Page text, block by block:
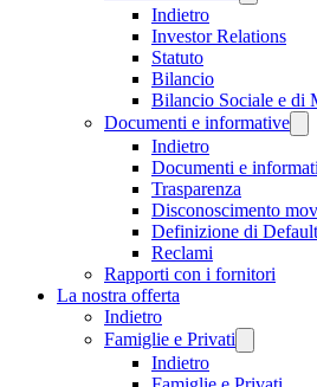
Indietro
Investor Relations
Statuto
Bilancio
Bilancio Sociale e di
Documenti e informative
Indietro
Documenti e
Trasparenza
Disconoscimento
Definizione di Default
Reclami
Rapporti con i fornitori
La nostra offerta
Indietro
Famiglie e Privati
Indietro